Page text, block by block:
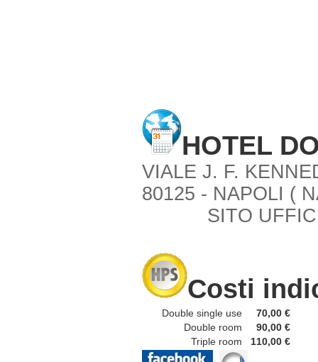
HOTEL
VIALE J. F.
80125 - NAPOLI (
SITO
Costi
Double single use
70,00 €
Double room
90,00 €
Triple room
110,00 €